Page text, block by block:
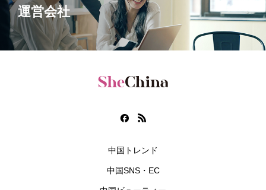
運営会社
中国トレンド
中国SNS・EC